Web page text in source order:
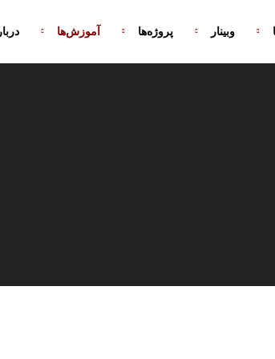
وبینار پروژه‌ها آموزش‌ها